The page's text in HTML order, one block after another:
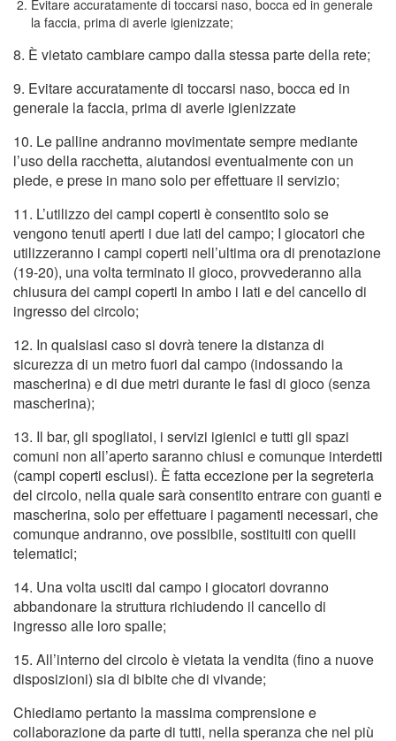
Evitare accuratamente di toccarsi naso, bocca ed in generale
la faccia, prima di averle igienizzate;
8. È vietato cambiare campo dalla stessa parte della rete;
9. Evitare accuratamente di toccarsi naso, bocca ed in
generale la faccia, prima di averle igienizzate
10. Le palline andranno movimentate sempre mediante
l’uso della racchetta, aiutandosi eventualmente con un
piede, e prese in mano solo per effettuare il servizio;
11. L’utilizzo dei campi coperti è consentito solo se
vengono tenuti aperti i due lati del campo; I giocatori che
utilizzeranno i campi coperti nell’ultima ora di prenotazione
(19-20), una volta terminato il gioco, provvederanno alla
chiusura dei campi coperti in ambo i lati e del cancello di
ingresso del circolo;
12. In qualsiasi caso si dovrà tenere la distanza di
sicurezza di un metro fuori dal campo (indossando la
mascherina) e di due metri durante le fasi di gioco (senza
mascherina);
13. Il bar, gli spogliatoi, i servizi igienici e tutti gli spazi
comuni non all’aperto saranno chiusi e comunque interdetti
(campi coperti esclusi). È fatta eccezione per la segreteria
del circolo, nella quale sarà consentito entrare con guanti e
mascherina, solo per effettuare i pagamenti necessari, che
comunque andranno, ove possibile, sostituiti con quelli
telematici;
14. Una volta usciti dal campo i giocatori dovranno
abbandonare la struttura richiudendo il cancello di
ingresso alle loro spalle;
15. All’interno del circolo è vietata la vendita (fino a nuove
disposizioni) sia di bibite che di vivande;
Chiediamo pertanto la massima comprensione e
collaborazione da parte di tutti, nella speranza che nel più